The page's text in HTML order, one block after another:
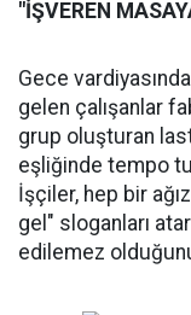
"İŞVEREN
Gece
gelen çalışanlar
grup oluşturan
eşliğinde tempo
İşçiler, hep bir
gel" sloganları
edilemez